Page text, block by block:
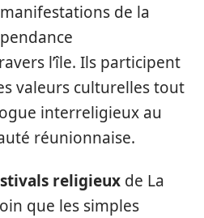
de la
l’île. Ils participent
valeurs culturelles tout
interreligieux au
réunionnaise.
religieux de La
que les simples